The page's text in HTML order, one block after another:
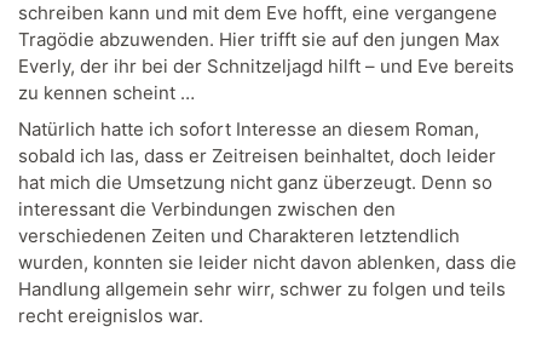
schreiben kann und mit dem Eve hofft, eine vergangene
Tragödie abzuwenden. Hier trifft sie auf den jungen Max
Everly, der ihr bei der Schnitzeljagd hilft – und Eve bereits
zu kennen scheint …
Natürlich hatte ich sofort Interesse an diesem Roman,
sobald ich las, dass er Zeitreisen beinhaltet, doch leider
hat mich die Umsetzung nicht ganz überzeugt. Denn so
interessant die Verbindungen zwischen den
verschiedenen Zeiten und Charakteren letztendlich
wurden, konnten sie leider nicht davon ablenken, dass die
Handlung allgemein sehr wirr, schwer zu folgen und teils
recht ereignislos war.